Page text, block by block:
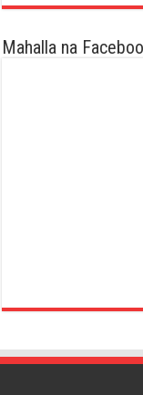
Mahalla na